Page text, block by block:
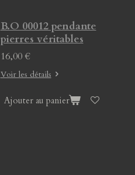
B.O 00012 pendante
pierres véritables
16,00 €
Voir les détails
Ajouter au panier